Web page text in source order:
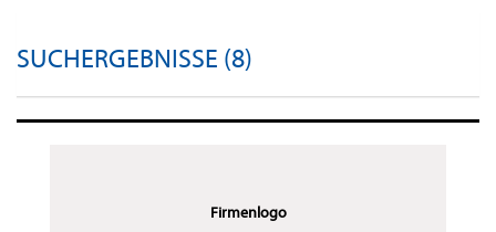
SUCHERGEBNISSE (8)
Firmenlogo